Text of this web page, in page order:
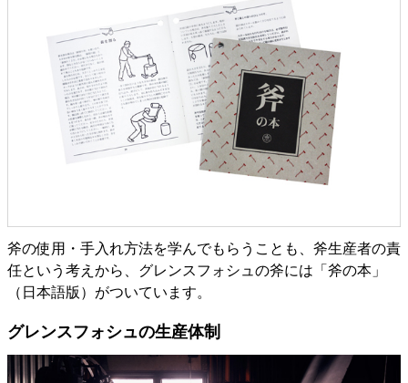
斧の使用・手入れ方法を学んでもらうことも、斧生産者の責
任という考えから、グレンスフォシュの斧には「斧の本」
（日本語版）がついています。
グレンスフォシュの生産体制